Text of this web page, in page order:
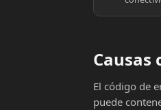
Causas
El código de
puede